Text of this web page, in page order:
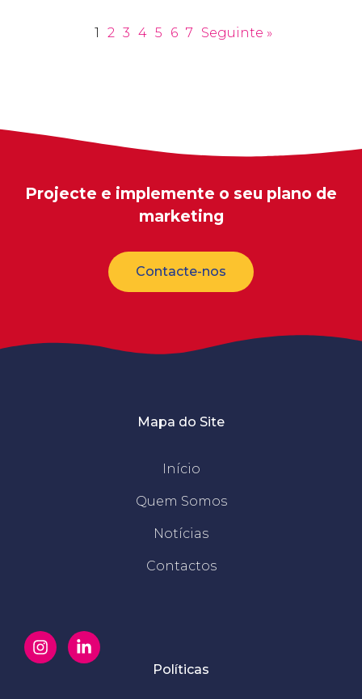
1 2 3 4 5 6 7 Seguinte »
Projecte e implemente o seu plano de
marketing
Contacte-nos
Mapa do Site
Início
Quem Somos
Notícias
Contactos
Políticas